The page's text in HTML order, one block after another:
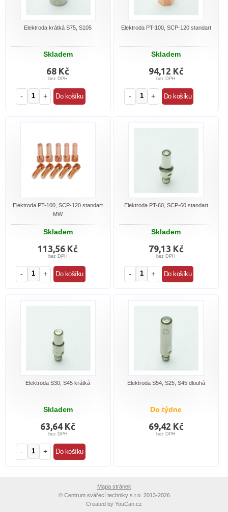
Elektroda krátká S75, S105
Skladem
68 Kč
bez DPH
- +
Elektroda PT-100, SCP-120 standart
Skladem
94,12 Kč
bez DPH
- +
Elektroda PT-100, SCP-120 standart
MW
Skladem
113,56 Kč
bez DPH
- +
Elektroda PT-60, SCP-60 standart
Skladem
79,13 Kč
bez DPH
- +
Elektroda S30, S45 krátká
Skladem
63,64 Kč
bez DPH
- +
Elektroda S54, S25, S45 dlouhá
Do týdne
69,42 Kč
bez DPH
Mapa stránek
©Centrum svářecí techniky s.r.o. 2013-2026
Created by YouCan.cz